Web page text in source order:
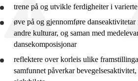
2. trinn
4. trinn
7. trinn
trene på og utvikle ferdigheiter i
øve på og gjennomføre
andre kulturar, og saman med
dansekomposisjonar
reflektere over korleis ulike
samfunnet påverkar